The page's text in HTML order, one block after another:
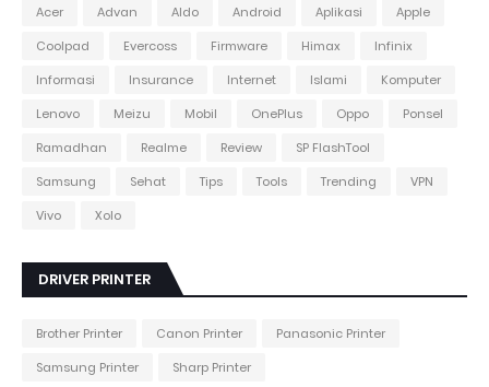
Acer Advan Aldo Android Aplikasi
Apple
Coolpad
Evercoss Firmware Himax
Infinix
Informasi
Insurance Internet Islami
Komputer
Lenovo
Meizu Mobil OnePlus Oppo
Ponsel
Ramadhan
Realme Review
SP FlashTool
Samsung
Sehat Tips Tools Trending
VPN
Vivo
Xolo
DRIVER PRINTER
Brother Printer Canon Printer
Panasonic Printer
Samsung Printer
Sharp Printer